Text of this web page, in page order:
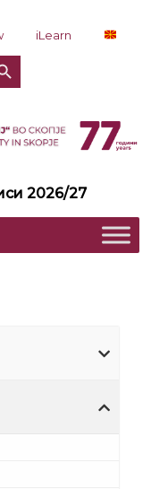
iLearn
за пребарување
2026/27